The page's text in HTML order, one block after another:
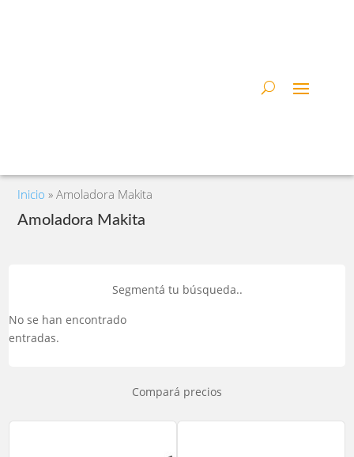
Inicio »Amoladora Makita
Amoladora Makita
Segmentá tu búsqueda..
No se han encontrado
entradas.
Compará precios